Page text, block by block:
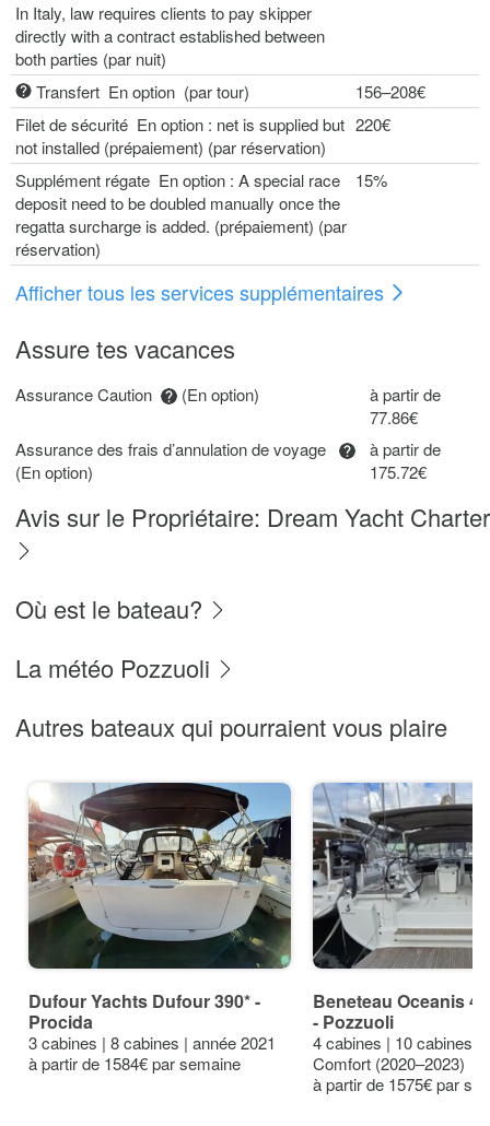
In Italy, law requires clients to pay skipper
directly with a contract established between
both parties (par nuit)
Transfert En option (par tour)
156–208€
Filet de sécurité En option : net is supplied but
not installed (prépaiement) (par réservation)
220€
Supplément régate En option : A special race
deposit need to be doubled manually once the
regatta surcharge is added. (prépaiement) (par
réservation)
15%
Afficher tous les services supplémentaires
Assure tes vacances
Assurance Caution (En option)
à partir de
77.86€
Assurance des frais d’annulation de voyage
(En option)
à partir de
175.72€
Avis sur le Propriétaire: Dream Yacht Charter
Où est le bateau?
La météo Pozzuoli
Autres bateaux qui pourraient vous plaire
Dufour Yachts Dufour 390* -
Procida
3 cabines | 8 cabines | année 2021
à partir de 1584€ par semaine
Beneteau Oceanis
- Pozzuoli
4 cabines | 10 cabines |
Comfort (2020–2023)
à partir de 1575€ par